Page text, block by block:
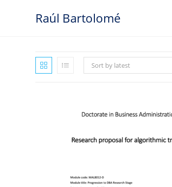
Raúl Bartolomé
Sort by latest